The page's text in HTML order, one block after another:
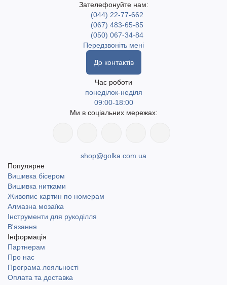
Зателефонуйте нам:
(044) 22-77-662
(067) 483-65-85
(050) 067-34-84
Передзвоніть мені
До контактів
Час роботи
понеділок-неділя
09:00-18:00
Ми в соціальних мережах:
shop@golka.com.ua
Популярне
Вишивка бісером
Вишивка нитками
Живопис картин по номерам
Алмазна мозаїка
Інструменти для рукоділля
В'язання
Інформація
Партнерам
Про нас
Програма лояльності
Оплата та доставка